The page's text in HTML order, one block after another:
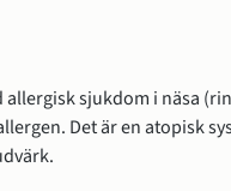
sjukdom i näsa
Det är en atopisk